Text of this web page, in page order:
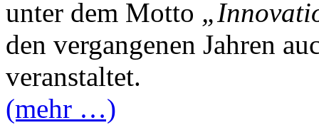
unter dem Motto
den vergangenen Jahren
veranstaltet.
(mehr …)